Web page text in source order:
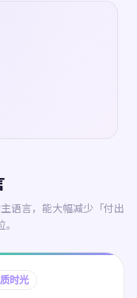
语言，能大幅减少「付出
时光